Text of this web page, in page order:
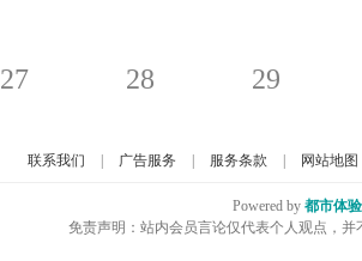
27 28 29
联系我们 广告服务 服务条款 网站地图
Powered by 都市体
免责声明：站内会员言论仅代表个人观点，